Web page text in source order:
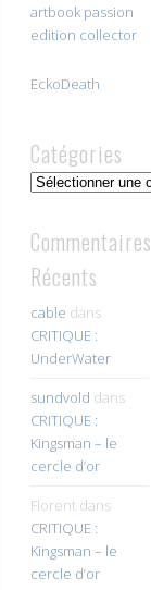
artbook passion
edition collector
EckoDeath
Catégories
Catégories
Commentaires
Récents
cable dans
CRITIQUE :
UnderWater
sundvold dans
CRITIQUE :
Kingsman – le
cercle d’or
Florentdans
CRITIQUE :
Kingsman – le
cercle d’or